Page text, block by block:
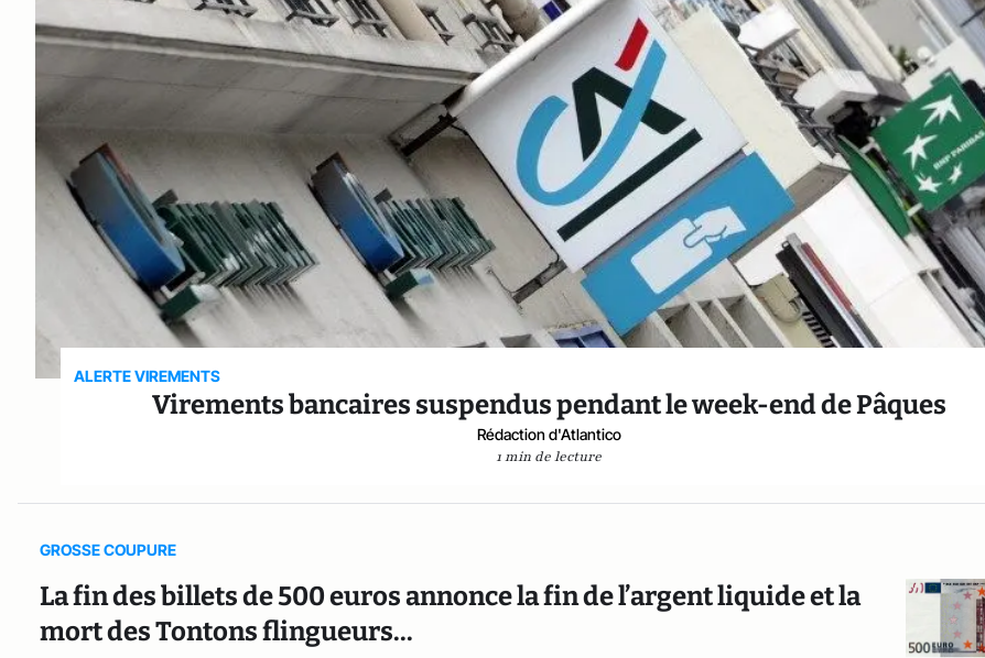
ALERTE VIREMENTS
Virements bancaires suspendus pendant le week-end de Pâques
Rédaction d'Atlantico
1 min de lecture
GROSSE COUPURE
La fin des billets de 500 euros annonce la fin de l’argent liquide et la
mort des Tontons flingueurs...